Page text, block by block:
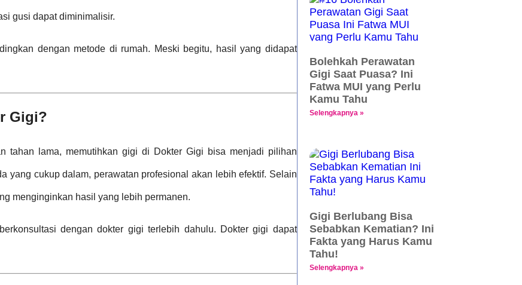
gusi dapat diminimalisir.
dengan metode di rumah. Meski begitu, hasil yang didapat
Gigi?
tahan lama, memutihkan gigi di Dokter Gigi bisa menjadi pilihan
yang cukup dalam, perawatan profesional akan lebih efektif. Selain
menginginkan hasil yang lebih permanen.
dengan dokter gigi terlebih dahulu. Dokter gigi dapat
Bolehkah Perawatan
Gigi Saat Puasa? Ini
Fatwa MUI yang Perlu
Kamu Tahu
Selengkapnya »
Gigi Berlubang Bisa
Sebabkan Kematian? Ini
Fakta yang Harus Kamu
Tahu!
Selengkapnya »